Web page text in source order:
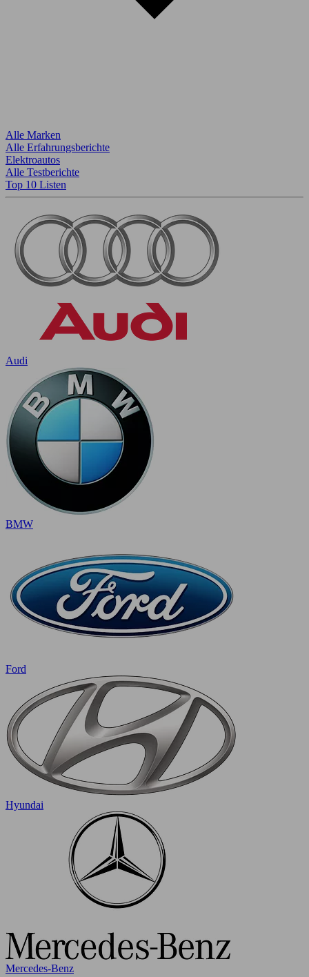
Alle Marken
Alle Erfahrungsberichte
Elektroautos
Alle Testberichte
Top 10 Listen
Audi
BMW
Ford
Hyundai
Mercedes-Benz